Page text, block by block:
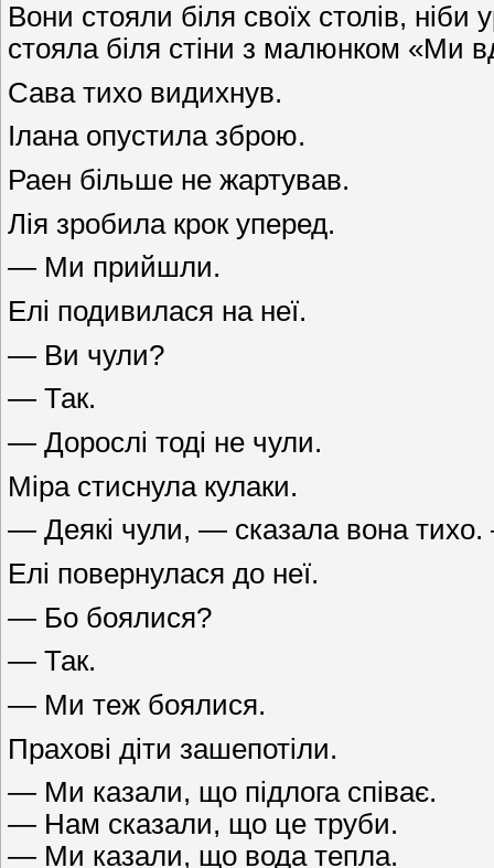
Вони стояли біля своїх столів,
стояла біля стіни з малюнком «Ми
Сава тихо видихнув.
Ілана опустила зброю.
Раен більше не жартував.
Лія зробила крок уперед.
— Ми прийшли.
Елі подивилася на неї.
— Ви чули?
— Так.
— Дорослі тоді не чули.
Міра стиснула кулаки.
— Деякі чули, — сказала вона
Елі повернулася до неї.
— Бо боялися?
— Так.
— Ми теж боялися.
Прахові діти зашепотіли.
— Ми казали, що підлога співає.
— Нам сказали, що це труби.
— Ми казали, що вода тепла.